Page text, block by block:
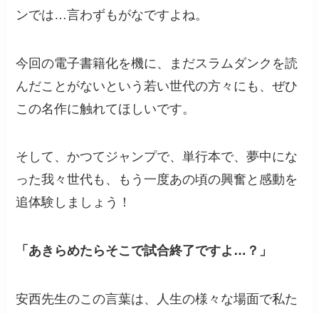
ンでは…言わずもがなですよね。
今回の電子書籍化を機に、まだスラムダンクを読
んだことがないという若い世代の方々にも、ぜひ
この名作に触れてほしいです。
そして、かつてジャンプで、単行本で、夢中にな
った我々世代も、もう一度あの頃の興奮と感動を
追体験しましょう！
「あきらめたらそこで試合終了ですよ…？」
安西先生のこの言葉は、人生の様々な場面で私た